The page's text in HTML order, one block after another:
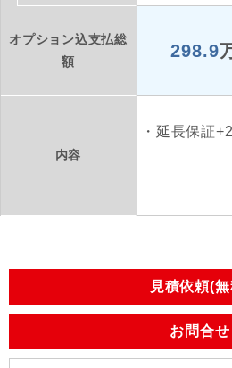
オプション込支払総
額
298.9
内容
延長保証
見積依頼(
お問合せ